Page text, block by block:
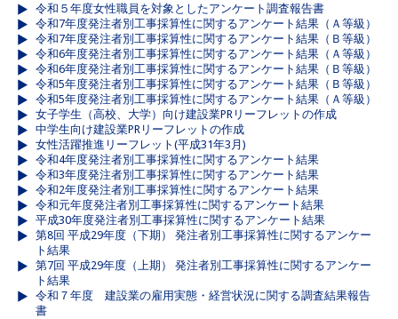
令和５年度女性職員を対象としたアンケート調査報告書
令和7年度発注者別工事採算性に関するアンケート結果（Ａ等級）
令和7年度発注者別工事採算性に関するアンケート結果（Ｂ等級）
令和6年度発注者別工事採算性に関するアンケート結果（Ａ等級）
令和6年度発注者別工事採算性に関するアンケート結果（Ｂ等級）
令和5年度発注者別工事採算性に関するアンケート結果（Ｂ等級）
令和5年度発注者別工事採算性に関するアンケート結果（Ａ等級）
女子学生（高校、大学）向け建設業PRリーフレットの作成
中学生向け建設業PRリーフレットの作成
女性活躍推進リーフレット(平成31年3月)
令和4年度発注者別工事採算性に関するアンケート結果
令和3年度発注者別工事採算性に関するアンケート結果
令和2年度発注者別工事採算性に関するアンケート結果
令和元年度発注者別工事採算性に関するアンケート結果
平成30年度発注者別工事採算性に関するアンケート結果
第8回 平成29年度（下期） 発注者別工事採算性に関するアンケー
ト結果
第7回 平成29年度（上期） 発注者別工事採算性に関するアンケー
ト結果
令和７年度 建設業の雇用実態・経営状況に関する調査結果報告
書